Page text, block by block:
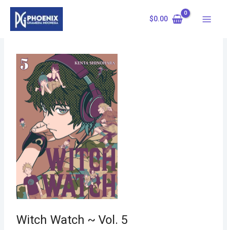
Skip
content
$0.00
Witch Watch ~ Vol. 5